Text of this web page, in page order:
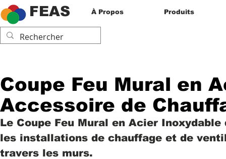
FEAS À Propos Produits
Coupe Feu Mural en
Accessoire de
Le Coupe Feu Mural en Acier
les installations de chauffage et de
travers les murs.